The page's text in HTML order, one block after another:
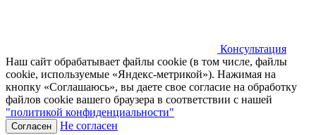
Консультация
Наш сайт обрабатывает файлы cookie (в том числе, файлы
cookie, используемые «Яндекс-метрикой»). Нажимая на
кнопку «Соглашаюсь», вы даете свое согласие на обработку
файлов cookie вашего браузера в соответствии с нашей
"политикой конфиденциальности"
Согласен Не согласен